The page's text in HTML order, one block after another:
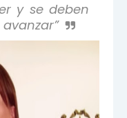
y se deben